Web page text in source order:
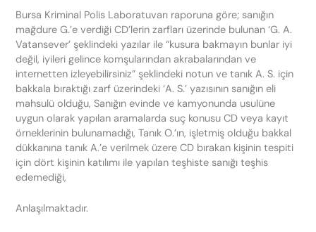
Bursa Kriminal Polis Laboratuvarı raporuna göre; sanığın
mağdure G.’e verdiği CD’lerin zarfları üzerinde bulunan ‘G. A.
Vatansever’ şeklindeki yazılar ile “kusura bakmayın bunlar iyi
değil, iyileri gelince komşularından akrabalarından ve
internetten izleyebilirsiniz” şeklindeki notun ve tanık A. S. için
bakkala bıraktığı zarf üzerindeki ‘A. S.’ yazısının sanığın eli
mahsulü olduğu, Sanığın evinde ve kamyonunda usulüne
uygun olarak yapılan aramalarda suç konusu CD veya kayıt
örneklerinin bulunamadığı, Tanık O.’ın, işletmiş olduğu bakkal
dükkanına tanık A.’e verilmek üzere CD bırakan kişinin tespiti
için dört kişinin katılımı ile yapılan teşhiste sanığı teşhis
edemediği,
Anlaşılmaktadır.